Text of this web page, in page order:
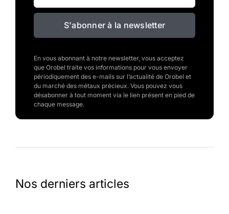
S'abonner à la newsletter
En vous abonnant à notre newsletter, vous acceptez
que Orobel traite vos informations pour vous envoyer
périodiquement des e-mails sur l’actualité de Orobel et
du marché des métaux précieux. Vous pouvez vous
désabonner à tout moment via le lien présent en pied de
chaque message.
Nos derniers articles